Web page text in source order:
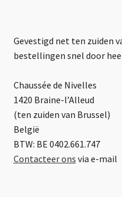
Gevestigd net ten zuiden
bestellingen snel door
Chaussée de Nivelles
1420 Braine-l’Alleud
(ten zuiden van Brussel)
België
BTW: BE 0402.661.747
Contacteer ons via e-mail